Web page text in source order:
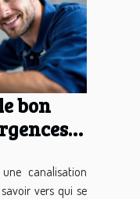
bon
canalisation
vers qui se